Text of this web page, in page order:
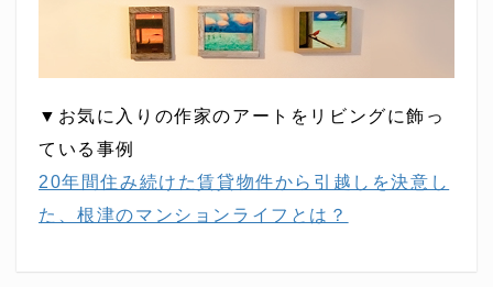
▼お気に入りの作家のアートをリビングに飾っ
ている事例
20年間住み続けた賃貸物件から引越しを決意し
た、根津のマンションライフとは？